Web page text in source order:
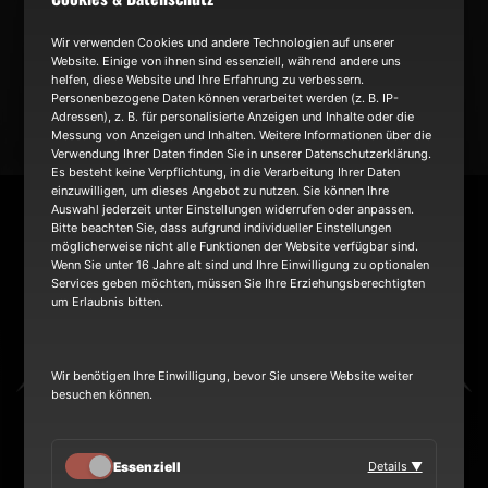
TOUR
BAND
Überherrn Saarland 66802 GERMANY
Wir verwenden Cookies und andere Technologien auf unserer
Website. Einige von ihnen sind essenziell, während andere uns
helfen, diese Website und Ihre Erfahrung zu verbessern.
Personenbezogene Daten können verarbeitet werden (z. B. IP-
Adressen), z. B. für personalisierte Anzeigen und Inhalte oder die
Messung von Anzeigen und Inhalten. Weitere Informationen über die
Verwendung Ihrer Daten finden Sie in unserer Datenschutzerklärung.
Es besteht keine Verpflichtung, in die Verarbeitung Ihrer Daten
einzuwilligen, um dieses Angebot zu nutzen. Sie können Ihre
Auswahl jederzeit unter Einstellungen widerrufen oder anpassen.
Bitte beachten Sie, dass aufgrund individueller Einstellungen
möglicherweise nicht alle Funktionen der Website verfügbar sind.
Wenn Sie unter 16 Jahre alt sind und Ihre Einwilligung zu optionalen
Services geben möchten, müssen Sie Ihre Erziehungsberechtigten
um Erlaubnis bitten.
Wir benötigen Ihre Einwilligung, bevor Sie unsere Website weiter
besuchen können.
Essenziell Details ▼